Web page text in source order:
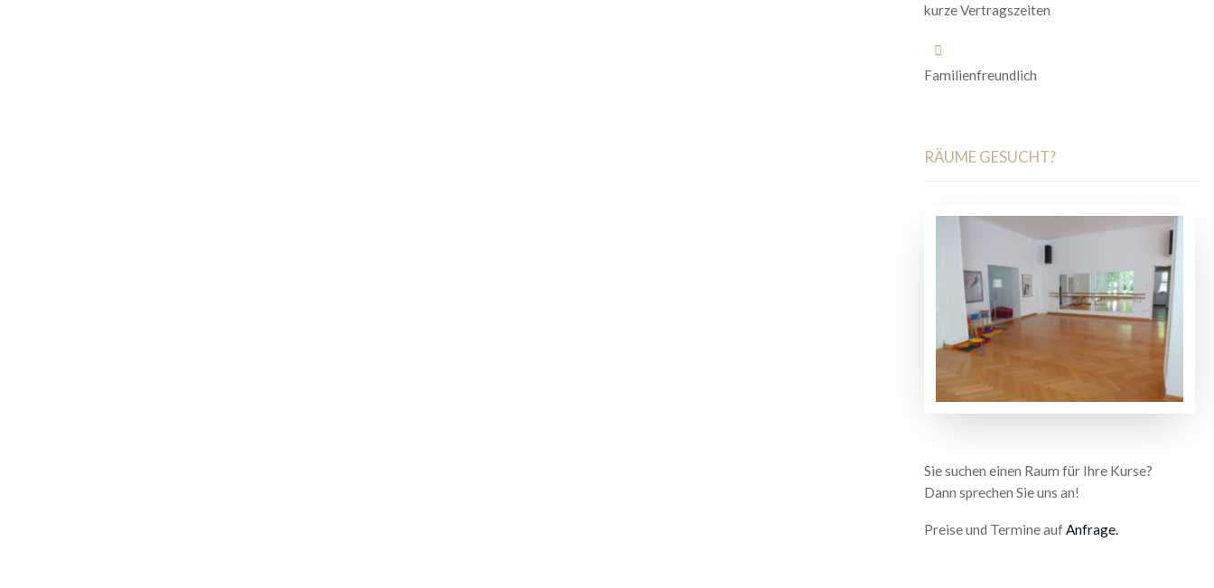
kurze Vertragszeiten
Familienfreundlich
RÄUME GESUCHT?
Sie suchen einen Raum für Ihre Kurse?
Dann sprechen Sie uns an!
Preise und Termine aufAnfrage.